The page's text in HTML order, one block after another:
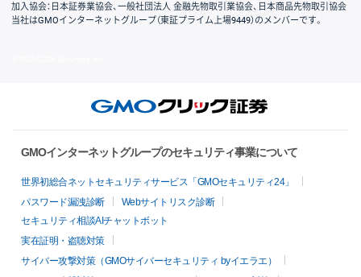
加入協会：日本証券業協会、一般社団法人 金融先物取引業協会、日本商品先物取引協会
当社はGMOインターネットグループ（東証プライム上場9449）のメンバーです。
GMOインターネットグループのセキュリティ事業について
世界初総合ネットセキュリティサービス「GMOセキュリティ24」
パスワード漏洩診断
Webサイトリスク診断
セキュリティ相談AIチャットボット
実在証明・盗聴対策
サイバー攻撃対策（GMOサイバーセキュリティ byイエラエ）